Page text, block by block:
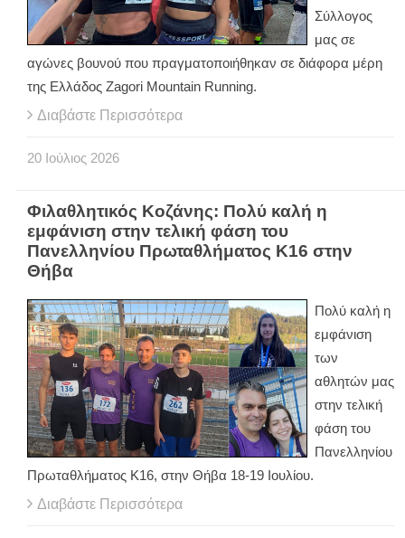
Σύλλογος
μας σε
αγώνες βουνού που πραγματοποιήθηκαν σε διάφορα μέρη
της Ελλάδος Zagori Mountain Running.
Διαβάστε Περισσότερα
20 Ιούλιος 2026
Φιλαθλητικός Κοζάνης: Πολύ καλή η
εμφάνιση στην τελική φάση του
Πανελληνίου Πρωταθλήματος Κ16 στην
Θήβα
Πολύ καλή η
εμφάνιση
των
αθλητών μας
στην τελική
φάση του
Πανελληνίου
Πρωταθλήματος Κ16, στην Θήβα 18-19 Ιουλίου.
Διαβάστε Περισσότερα